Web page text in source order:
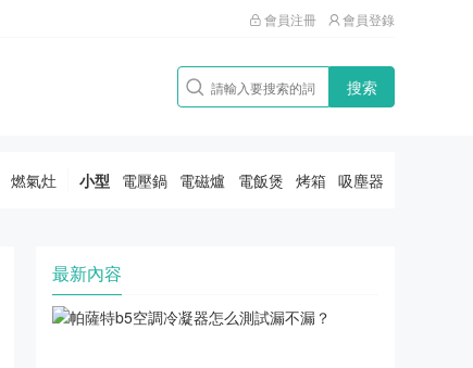
會員注冊 會員登錄
搜索
燃氣灶 小型 電壓鍋 電磁爐 電飯煲 烤箱 吸塵器
最新內容